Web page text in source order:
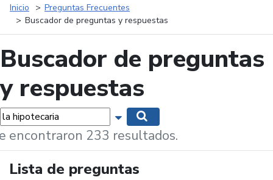
Inicio
Preguntas Frecuentes
Buscador de preguntas y respuestas
Buscador de preguntas
y respuestas
Mostrar opciones de búsqueda
encontraron 233 resultados.
Lista de preguntas